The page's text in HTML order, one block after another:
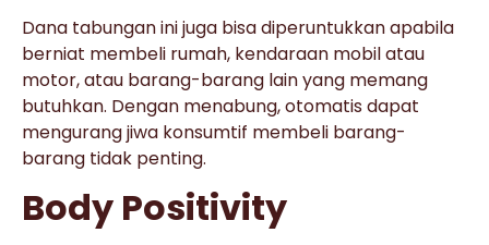
Dana tabungan ini juga bisa diperuntukkan apabila
berniat membeli rumah, kendaraan mobil atau
motor, atau barang-barang lain yang memang
butuhkan. Dengan menabung, otomatis dapat
mengurang jiwa konsumtif membeli barang-
barang tidak penting.
Body Positivity